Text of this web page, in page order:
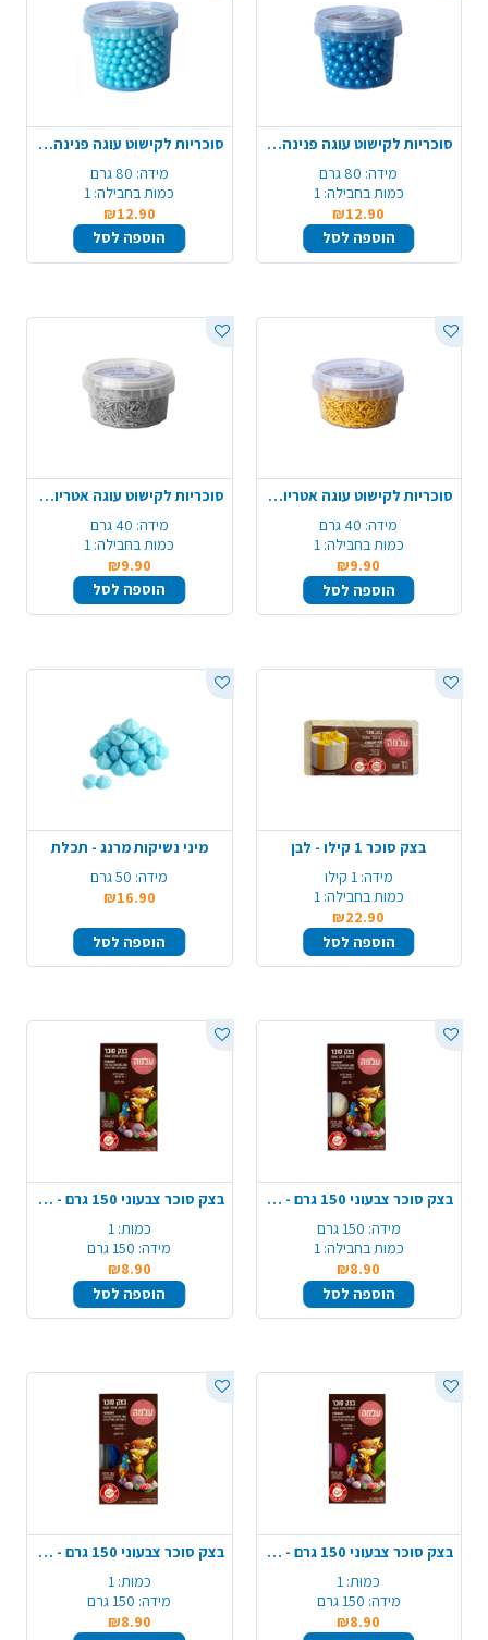
סוכריות לקישוט עוגה פנינה 80 ג' - כחול
מידה: 80 גרם
כמות בחבילה: 1
₪12.90
הוספה לסל
סוכריות לקישוט עוגה פנינה 80 ג' - תכלת
מידה: 80 גרם
כמות בחבילה: 1
₪12.90
הוספה לסל
סוכריות לקישוט עוגה אטריות 40 ג' - זהב
מידה: 40 גרם
כמות בחבילה: 1
₪9.90
הוספה לסל
סוכריות לקישוט עוגה אטריות 40 ג' - כסף
מידה: 40 גרם
כמות בחבילה: 1
₪9.90
הוספה לסל
בצק סוכר 1 קילו - לבן
מידה: 1 קילו
כמות בחבילה: 1
₪22.90
הוספה לסל
מיני נשיקות מרנג - תכלת
מידה: 50 גרם
₪16.90
הוספה לסל
בצק סוכר צבעוני 150 גרם - לבן
מידה: 150 גרם
כמות בחבילה: 1
₪8.90
הוספה לסל
בצק סוכר צבעוני 150 גרם - ירוק
כמות: 1
מידה: 150 גרם
₪8.90
הוספה לסל
בצק סוכר צבעוני 150 גרם - ורוד פוקסיה
כמות: 1
מידה: 150 גרם
₪8.90
בצק סוכר צבעוני 150 גרם - כחול
כמות: 1
מידה: 150 גרם
₪8.90